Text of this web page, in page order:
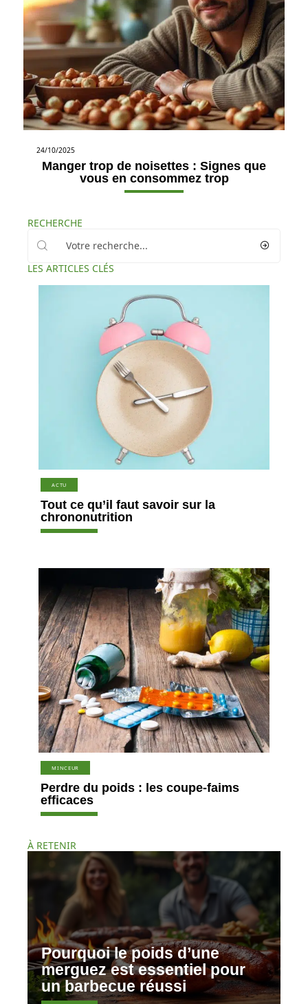
24/10/2025
Manger trop de noisettes : Signes que
vous en consommez trop
RECHERCHE
LES ARTICLES CLÉS
ACTU
Tout ce qu’il faut savoir sur la
chrononutrition
MINCEUR
Perdre du poids : les coupe-faims
efficaces
À RETENIR
Pourquoi le poids d’une
merguez est essentiel pour
un barbecue réussi